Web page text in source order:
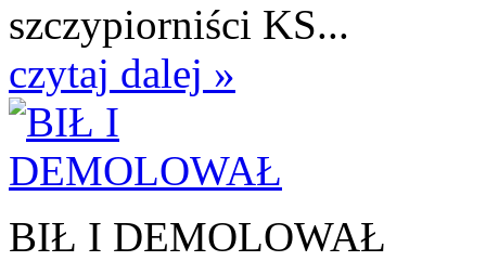
szczypiorniści KS...
czytaj dalej »
BIŁ I DEMOLOWAŁ